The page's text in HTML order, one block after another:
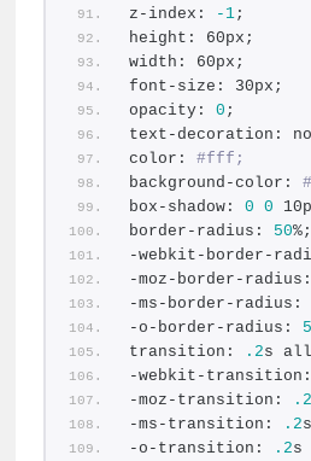
z-index:
-1;
height: 60px;
width: 60px;
font-size: 30px;
opacity: 0 ;
text-decoration:
color: #fff;
background-color:
box-shadow: 0 0
border-radius: 50%;
-webkit-border-
-moz-border-
-ms-border-radius:
-o-border-radius:
transition:
.2s
-webkit-
-moz-transition:
.2
-ms-transition:
.2
-o-transition:
.2s